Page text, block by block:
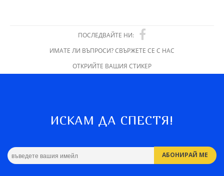
ПОСЛЕДВАЙТЕ НИ:
ИМАТЕ ЛИ ВЪПРОСИ? СВЪРЖЕТЕ СЕ С НАС
ОТКРИЙТЕ ВАШИЯ СТИКЕР
ИСКАМ ДА СПЕСТЯ!